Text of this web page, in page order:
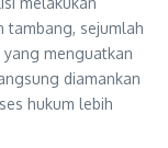
tambang, sejumlah
menguatkan
diamankan
hukum lebih